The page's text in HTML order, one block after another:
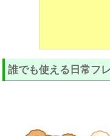
誰でも使える日常フ